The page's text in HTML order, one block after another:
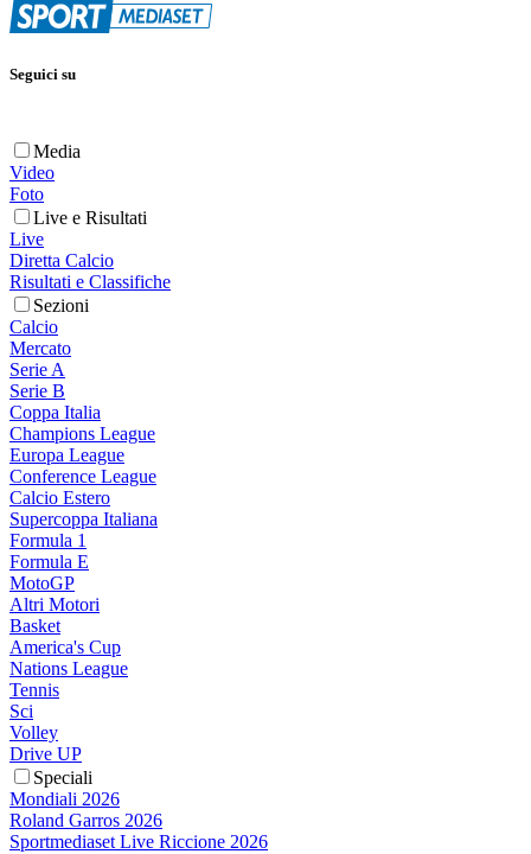
Seguici su
Media
Video
Foto
Live e Risultati
Live
Diretta Calcio
Risultati e Classifiche
Sezioni
Calcio
Mercato
Serie A
Serie B
Coppa Italia
Champions League
Europa League
Conference League
Calcio Estero
Supercoppa Italiana
Formula 1
Formula E
MotoGP
Altri Motori
Basket
America's Cup
Nations League
Tennis
Sci
Volley
Drive UP
Speciali
Mondiali 2026
Roland Garros 2026
Sportmediaset Live Riccione 2026